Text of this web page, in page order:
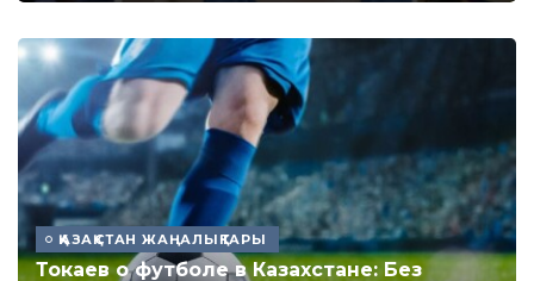
ҚАЗАҚСТАН ЖАҢАЛЫҚТАРЫ
Токаев о футболе в Казахстане: Без